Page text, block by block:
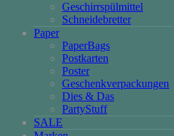
Geschirrspülmittel
Schneidebretter
Paper
PaperBags
Postkarten
Poster
Geschenkverpackungen
Dies & Das
PartyStuff
SALE